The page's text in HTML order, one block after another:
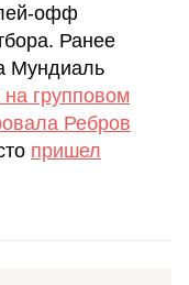
офф
Ранее
Мундиаль
групповом
Ребров
пришел